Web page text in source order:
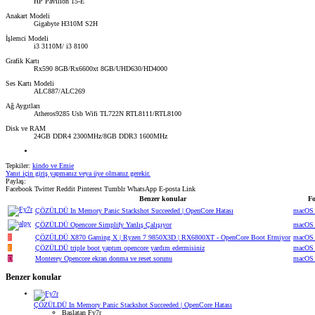
Anakart Modeli
Gigabyte H310M S2H
İşlemci Modeli
i3 3110M/ i3 8100
Grafik Kartı
Rx590 8GB/Rx6600xt 8GB/UHD630/HD4000
Ses Kartı Modeli
ALC887/ALC269
Ağ Aygıtları
Atheros9285 Usb Wifi TL722N RTL8111/RTL8100
Disk ve RAM
24GB DDR4 2300MHz/8GB DDR3 1600MHz
Tepkiler: kindo ve Emie
Yanıt için giriş yapmanız veya üye olmanız gerekir.
Paylaş:
Facebook Twitter Reddit Pinterest Tumblr WhatsApp E-posta Link
Benzer konular
ÇÖZÜLDÜ In Memory Panic Stackshot Succeeded | OpenCore Hatası
macOS
ÇÖZÜLDÜ Opencore Simplify Yanlış Çalışıyor
macOS
F
ÇÖZÜLDÜ X870 Gaming X | Ryzen 7 9850X3D | RX6800XT - OpenCore Boot Etmiyor macOS
E
ÇÖZÜLDÜ triple boot yaptım opencore yardım edermisiniz
D
Monterey Opencore ekran donma ve reset sorunu
Benzer konular
ÇÖZÜLDÜ In Memory Panic Stackshot Succeeded | OpenCore Hatası
Başlatan Fy7r